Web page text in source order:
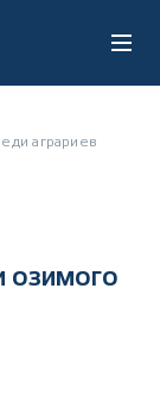
аграриев
озимого